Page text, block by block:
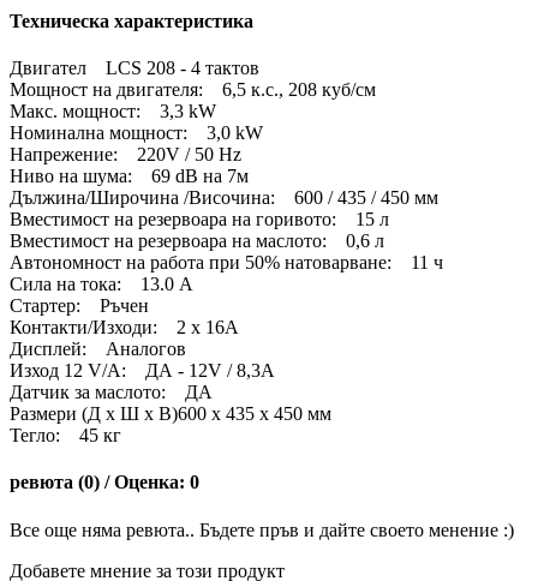
Техническа характеристика
Двигател LCS 208 - 4 тактов
Мощност на двигателя: 6,5 к.с., 208 куб/см
Макс. мощност: 3,3 kW
Номинална мощност: 3,0 kW
Напрежение: 220V / 50 Hz
Ниво на шума: 69 dB на 7м
Дължина/Широчина /Височина: 600 / 435 / 450 мм
Вместимост на резервоара на горивото: 15 л
Вместимост на резервоара на маслото: 0,6 л
Автономност на работа при 50% натоварване: 11 ч
Сила на тока: 13.0 A
Стартер: Ръчен
Контакти/Изходи: 2 х 16А
Дисплей: Аналогов
Изход 12 V/A: ДА - 12V / 8,3A
Датчик за маслото: ДА
Размери (Д х Ш х В)600 x 435 x 450 мм
Тегло: 45 кг
ревюта (0) / Оценка: 0
Все още няма ревюта.. Бъдете пръв и дайте своето менение :)
Добавете мнение за този продукт